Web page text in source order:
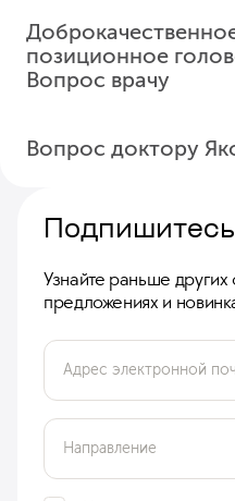
Данная
в отделениях
терапии. Синусит у
Необходимость
фотодинамической
пациентов была
...ещё
позиционное
Вопрос врачу
Судя по вашим
исключить
позиционное
не относится к
системы, а является...
Вопрос доктору
Узнайте раньше
предложениях и
Адрес электронной
Направление